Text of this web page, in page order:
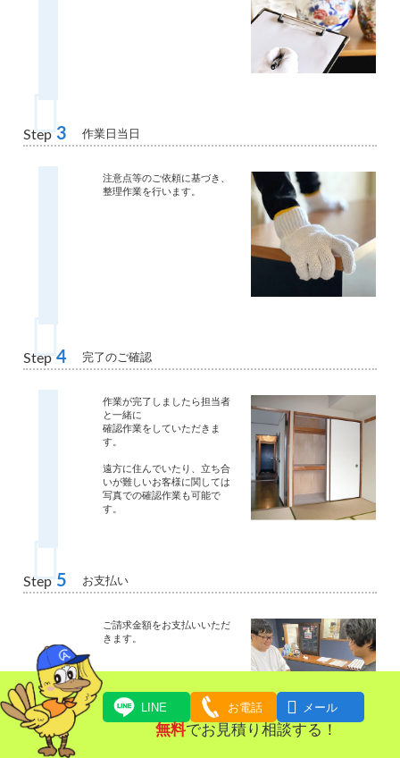
Step 3 作業日当日
注意点等のご依頼に基づき、
整理作業を行います。
Step 4 完了のご確認
作業が完了しましたら担当者
と一緒に
確認作業をしていただきま
す。
遠方に住んでいたり、立ち合
いが難しいお客様に関しては
写真での確認作業も可能で
す。
Step 5 お支払い
ご請求金額をお支払いいただ
きます。
LINE お電話  メール
無料でお見積り相談する！